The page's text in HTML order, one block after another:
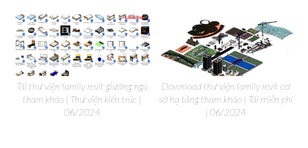
Tải thư viện family revit giường ngủ
tham khảo | Thư viện kiến trúc |
06/2024
Download thư viện family revit cơ
sở hạ tầng tham khảo | Tải miễn phí
| 06/2024